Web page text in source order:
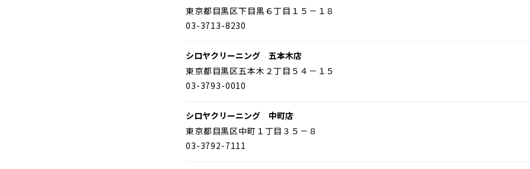
東京都目黒区下目黒６丁目１５－１８
03-3713-8230
シロヤクリーニング 五本木店
東京都目黒区五本木２丁目５４－１５
03-3793-0010
シロヤクリーニング 中町店
東京都目黒区中町１丁目３５－８
03-3792-7111